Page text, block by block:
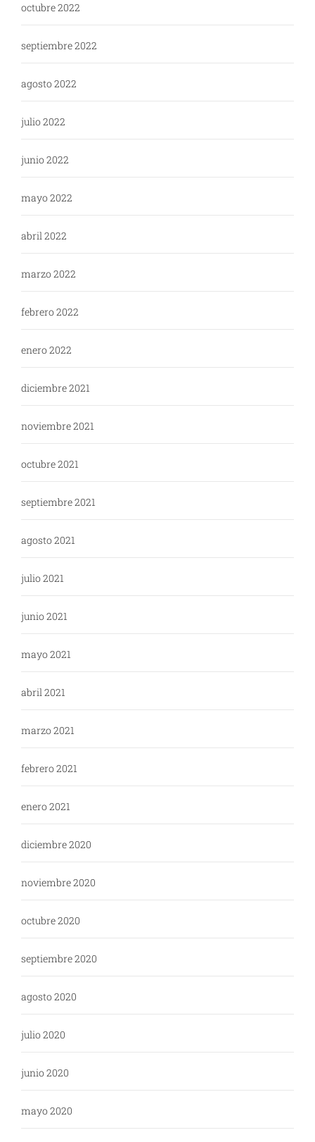
octubre 2022
septiembre 2022
agosto 2022
julio 2022
junio 2022
mayo 2022
abril 2022
marzo 2022
febrero 2022
enero 2022
diciembre 2021
noviembre 2021
octubre 2021
septiembre 2021
agosto 2021
julio 2021
junio 2021
mayo 2021
abril 2021
marzo 2021
febrero 2021
enero 2021
diciembre 2020
noviembre 2020
octubre 2020
septiembre 2020
agosto 2020
julio 2020
junio 2020
mayo 2020